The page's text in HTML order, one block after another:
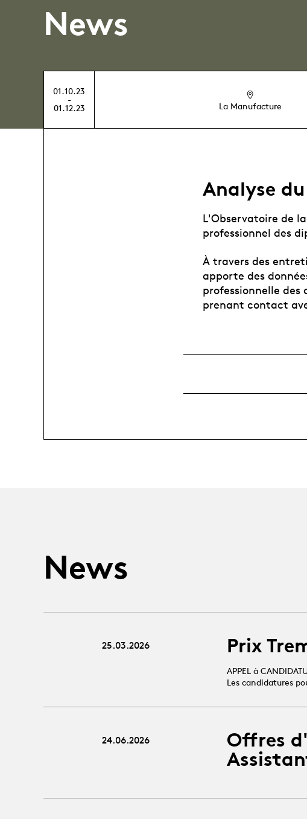
News
01.10.23
-
01.12.23
La Manufacture
Analyse
L'Observatoire de
professionnel des
À travers des
apporte des
professionnelle des
prenant contact
News
25.03.2026 Prix
APPEL à
Les candidatures
24.06.2026
Offres